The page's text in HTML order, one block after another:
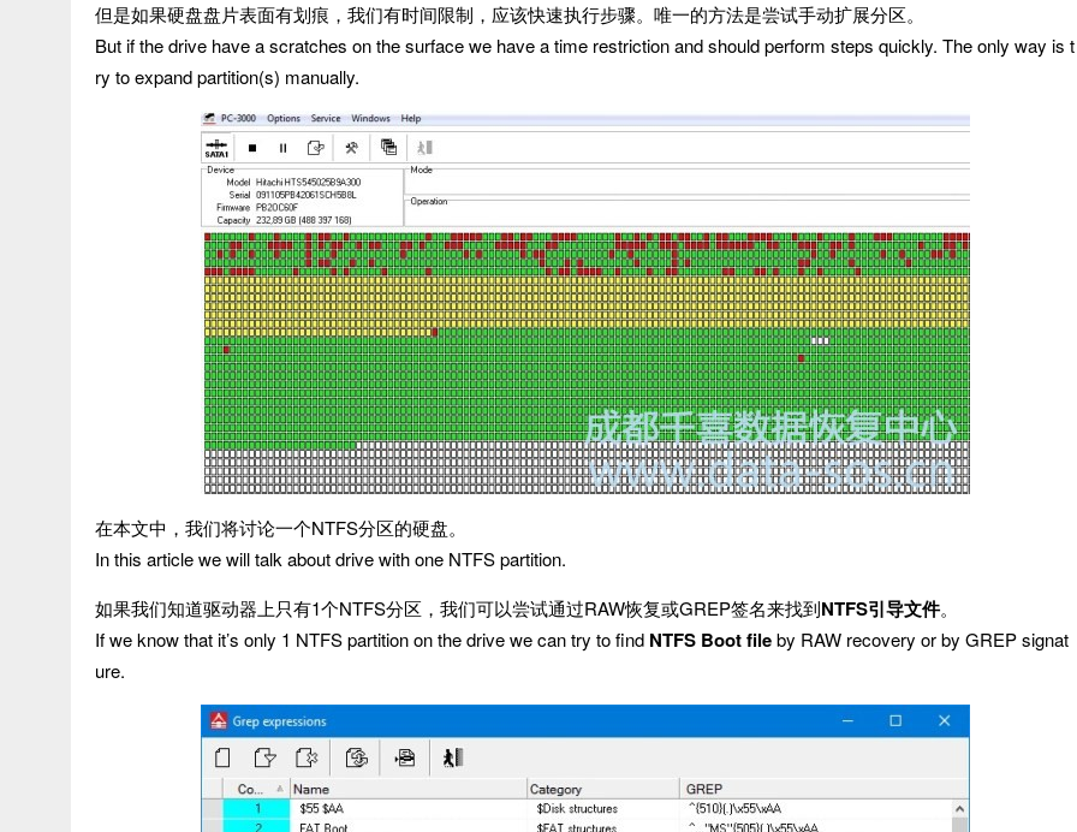
但是如果硬盘盘片表面有划痕，我们有时间限制，应该快速执行步骤。唯一的方法是尝试手动扩展分区。
But if the drive have a scratches on the surface we have a time restriction and should perform steps quickly. The only way is t
ry to expand partition(s) manually.
在本文中，我们将讨论一个NTFS分区的硬盘。
In this article we will talk about drive with one NTFS partition.
如果我们知道驱动器上只有1个NTFS分区，我们可以尝试通过RAW恢复或GREP签名来找到NTFS引导文件。
If we know that it’s only 1 NTFS partition on the drive we can try to find NTFS Boot fileby RAW recovery or by GREP signat
ure.